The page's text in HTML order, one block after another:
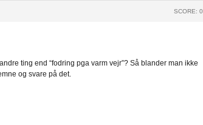
SCORE: 0
ting end “fodring pga varm vejr”? Så blander man ikke
og svare på det.